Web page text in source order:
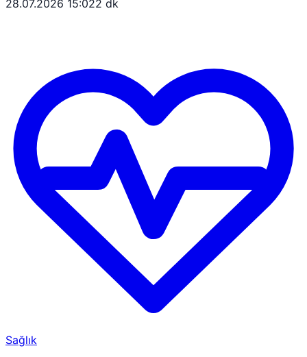
28.07.2026 15:022 dk
Sağlık